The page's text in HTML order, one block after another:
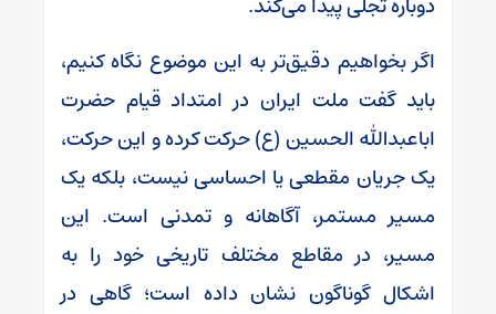
اگر بخواهیم دقیق‌تر به این موضوع نگاه کنیم،
باید گفت ملت ایران در امتداد قیام حضرت
اباعبدالله الحسین (ع) حرکت کرده و این حرکت،
یک جریان مقطعی یا احساسی نیست، بلکه یک
مسیر مستمر، آگاهانه و تمدنی است. این
مسیر، در مقاطع مختلف تاریخی خود را به
اشکال گوناگون نشان داده است؛ گاهی در